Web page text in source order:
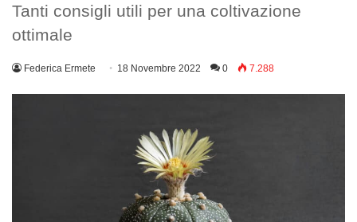
Tanti consigli utili per una coltivazione
ottimale
Federica Ermete 18 Novembre 2022 0 7.288